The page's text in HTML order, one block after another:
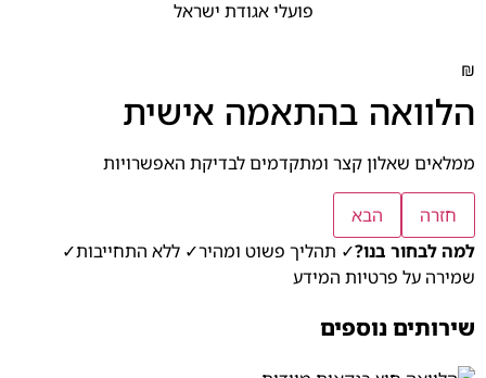
₪
הלוואה בהתאמה אישית
ממלאים שאלון קצר ומתקדמים לבדיקת האפשרויות
חזרה
הבא
למה לבחור בנו?✓ תהליך פשוט ומהיר✓ ללא התחייבות✓
שמירה על פרטיות המידע
שירותים נוספים